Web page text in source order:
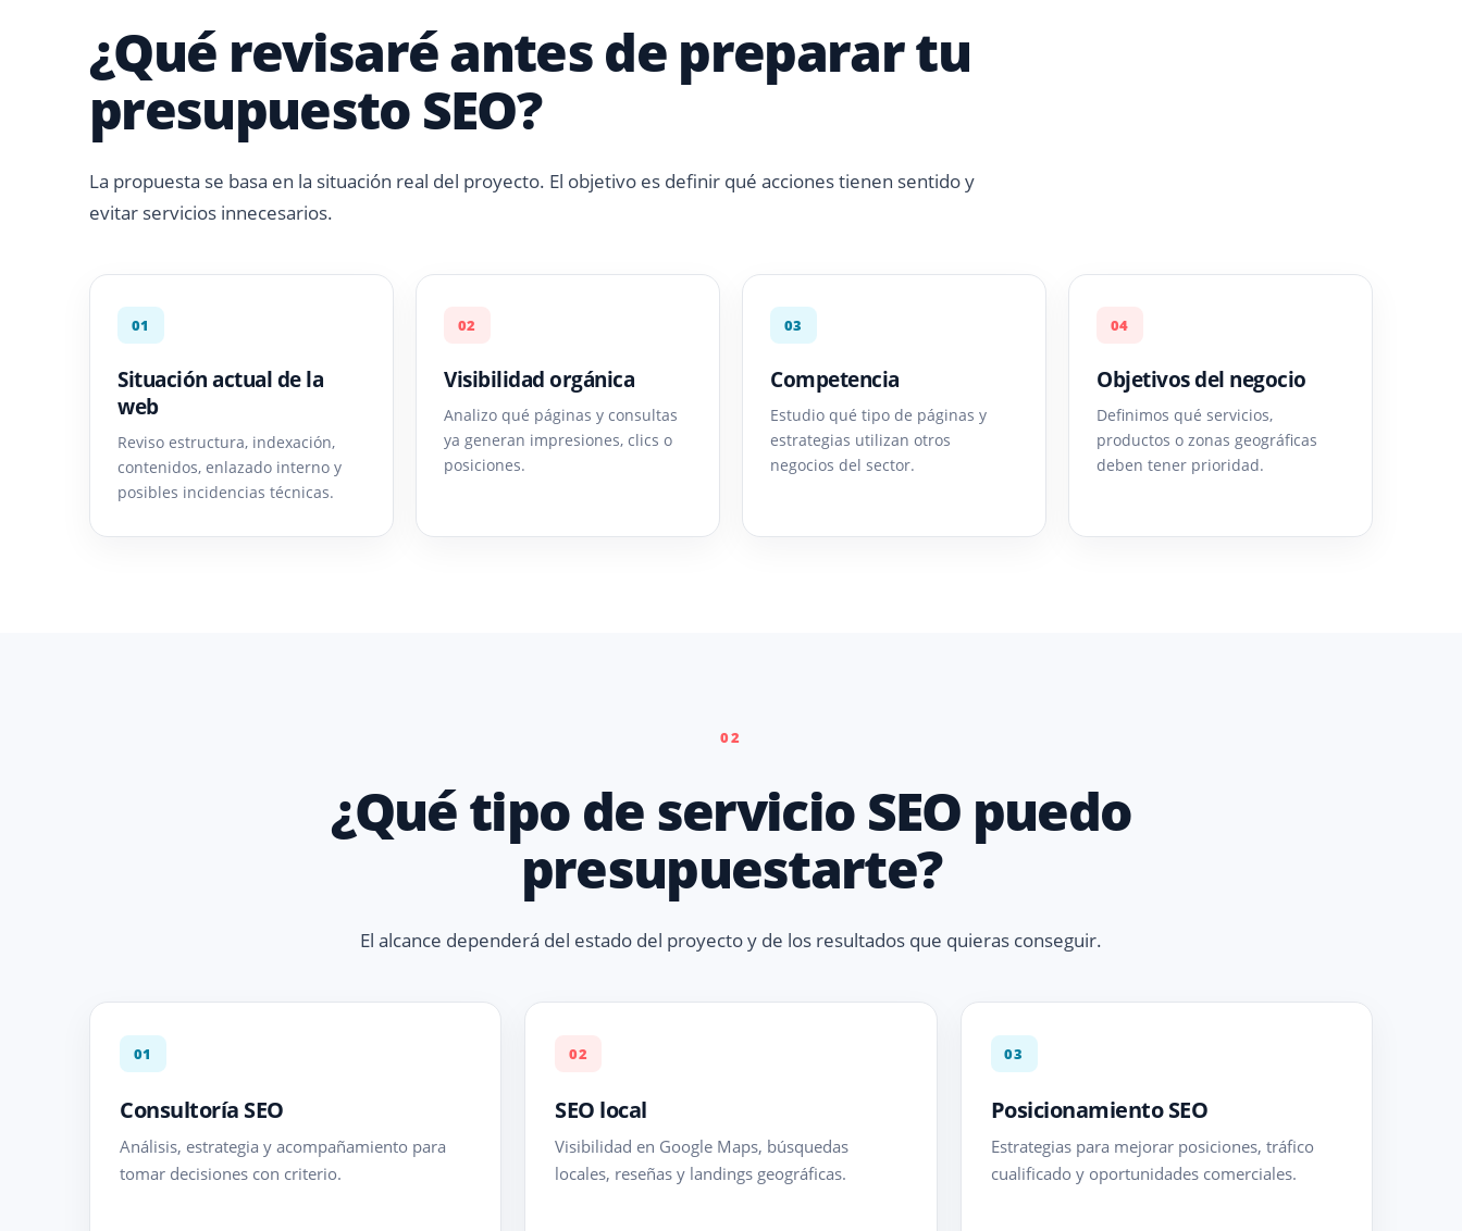
¿Qué revisaré antes de preparar tu
presupuesto SEO?
La propuesta se basa en la situación real del proyecto. El objetivo es definir qué acciones tienen sentido y
evitar servicios innecesarios.
01
Situación actual de la
web
Reviso estructura, indexación,
contenidos, enlazado interno y
posibles incidencias técnicas.
02
Visibilidad orgánica
Analizo qué páginas y consultas
ya generan impresiones, clics o
posiciones.
03
Competencia
Estudio qué tipo de páginas y
estrategias utilizan otros
negocios del sector.
04
Objetivos del negocio
Definimos qué servicios,
productos o zonas geográficas
deben tener prioridad.
02
¿Qué tipo de servicio SEO puedo
presupuestarte?
El alcance dependerá del estado del proyecto y de los resultados que quieras conseguir.
01
Consultoría SEO
Análisis, estrategia y acompañamiento para
tomar decisiones con criterio.
02
SEO local
Visibilidad en Google Maps, búsquedas
locales, reseñas y landings geográficas.
03
Posicionamiento SEO
Estrategias para mejorar posiciones, tráfico
cualificado y oportunidades comerciales.